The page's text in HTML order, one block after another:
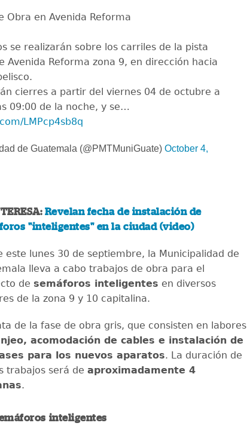
Obra en Avenida Reforma
se realizarán sobre los carriles de la pista
Avenida Reforma zona 9, en dirección hacia
cierres a partir del viernes 04 de octubre a
09:00 de la noche, y se…
LMPcp4sb8q
de Guatemala (@PMTMuniGuate) October 4,
Revelan fecha de instalación de
"inteligentes" en la ciudad (video)
este lunes 30 de septiembre, la Municipalidad de
lleva a cabo trabajos de obra para el
de semáforos inteligentes en diversos
de la zona 9 y 10 capitalina.
de la fase de obra gris, que consisten en labores
acomodación de cables e instalación de
para los nuevos aparatos. La duración de
trabajos será de aproximadamente 4
.
inteligentes